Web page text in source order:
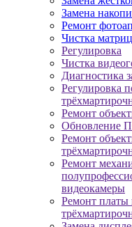
Замена
Ремонт
Чистка
Регулировка
Чистка
Диагностика
Регулировка
Ремонт
Обновление
Ремонт
Ремонт
видеокамеры
Ремонт платы